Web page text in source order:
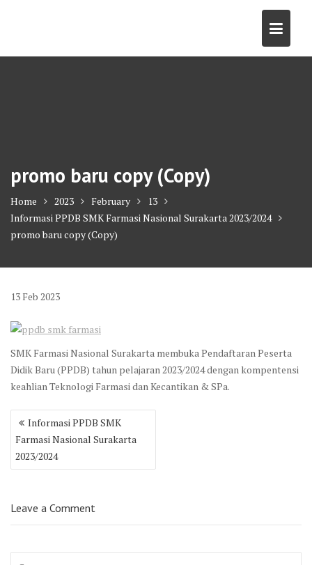
promo baru copy (Copy)
Home 2023 February
13
Informasi PPDB SMK Farmasi Nasional Surakarta 2023/2024
promo baru copy (Copy)
13 Feb 2023
SMK Farmasi Nasional Surakarta membuka Pendaftaran Peserta
Didik Baru (PPDB) tahun pelajaran 2023/2024 dengan kompentensi
keahlian Teknologi Farmasi dan Kecantikan & SPa.
Post
navigation
Informasi PPDB SMK
Farmasi Nasional Surakarta
2023/2024
Leave a Comment